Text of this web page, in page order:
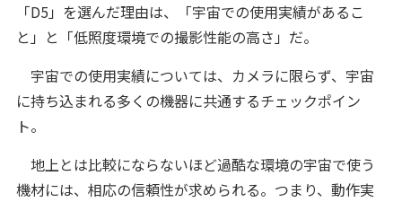
「D5」を選んだ理由は、「宇宙での使用実績があるこ
と」と「低照度環境での撮影性能の高さ」だ。
宇宙での使用実績については、カメラに限らず、宇宙
に持ち込まれる多くの機器に共通するチェックポイン
ト。
地上とは比較にならないほど過酷な環境の宇宙で使う
機材には、相応の信頼性が求められる。つまり、動作実